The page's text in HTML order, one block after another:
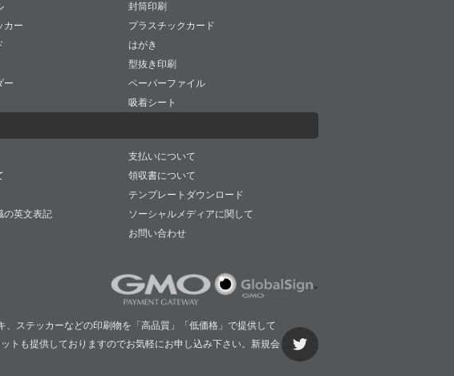
封筒印刷
カー
プラスチックカード
はがき
型抜き印刷
ー
ペーパーファイル
吸着シート
支払いについて
領収書について
テンプレートダウンロード
の英文表記
ソーシャルメディアに関して
お問い合わせ
ステッカーなどの印刷物を「高品質」「低価格」で提供して
トも提供しておりますのでお気軽にお申し込み下さい。新規会